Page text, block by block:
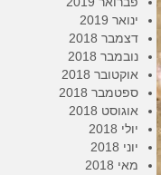
ינואר 2019
דצמבר 2018
נובמבר 2018
אוקטובר 2018
ספטמבר 2018
אוגוסט 2018
יולי 2018
יוני 2018
מאי 2018